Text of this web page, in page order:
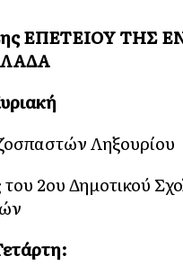
ΕΠΕΤΕΙΟΥ ΤΗΣ
Ληξουρίου
2ου Δημοτικού